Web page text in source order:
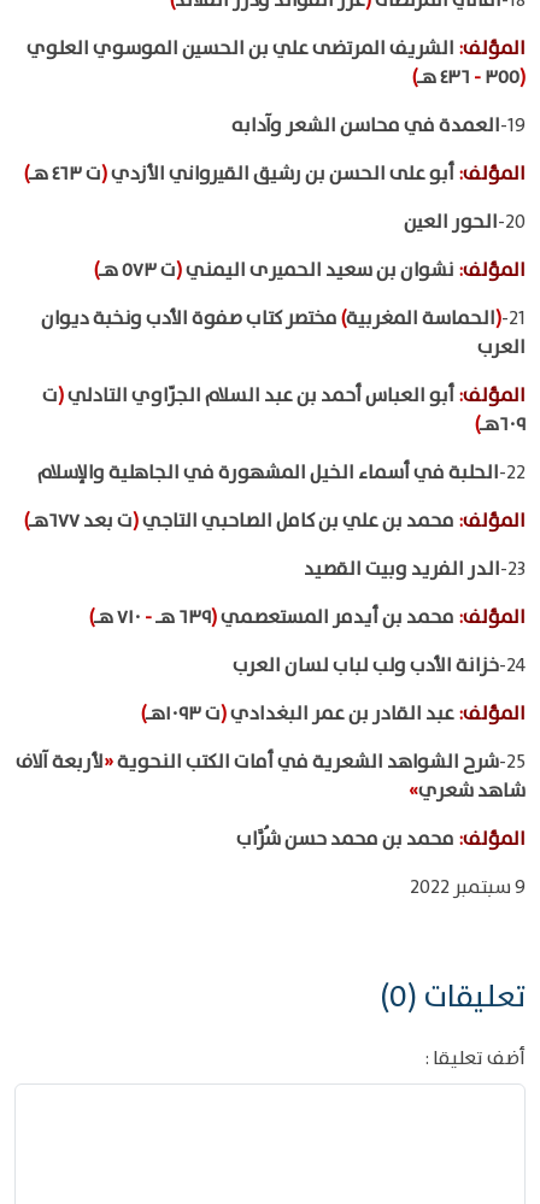
المؤلف: الشريف المرتضى علي بن الحسين الموسوي العلوي
(٣٥٥-
)
19- العمدة في محاسن الشعر وآدابه
المؤلف:أبو على الحسن بن رشيق القيرواني الأزدي(ت ٤٦٣ هـ
)
20- الحور العين
المؤلف: نشوان بن سعيد الحميرى اليمني(ت ٥٧٣ هـ
)
21-
(الحماسة المغربية)مختصر كتاب صفوة الأدب ونخبة ديوان
العرب
المؤلف:أبو العباس أحمد بن عبد السلام الجرّاوي التادلي(ت
٦٠٩هـ
)
22- الحلبة في أسماء الخيل المشهورة في الجاهلية والإسلام
المؤلف: محمد بن علي بن كامل الصاحبي التاجي(ت بعد ٦٧٧هـ
)
23- الدر الفريد وبيت القصيد
المؤلف: محمد بن أيدمر المستعصمي(٦٣٩ هـ -
)
24- خزانة الأدب ولب لباب لسان العرب
المؤلف:عبد القادر بن عمر البغدادي(ت ١٠٩٣هـ
)
25- شرح الشواهد الشعرية في أمات الكتب النحوية«لأربعة آلاف
شاهد شعري»
المؤلف: محمد بن محمد حسن شُرَّاب
9 سبتمبر 2022
تعليقات (0)
أضف تعليقا :